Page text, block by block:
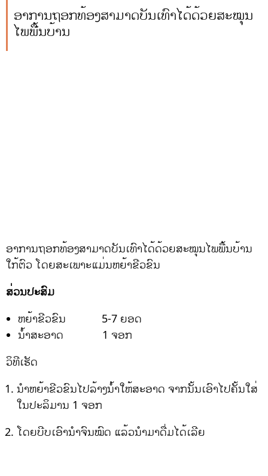
ອາການຖອກທ້ອງສາມາດບັນເທົາໄດ້ດ້ວຍສະໝຸນ
ໄພພື້ນບ້ານ
ອາການຖອກທ້ອງສາມາດບັນເທົາໄດ້ດ້ວຍສະໝຸນໄພພື້ນບ້ານ
ໃກ້ຕົວ ໂດຍສະເພາະແມ່ນຫຍ້າຂີວຂົນ
ສ່ວນປະສົມ
ຫຍ້າຂີວຂົນ 5-7 ຍອດ
ນໍ້າສະອາດ 1 ຈອກ
ວິທີເຮັດ
ນຳຫຍ້າຂີວຂົນໄປລ້າງນໍ້າໃຫ້ສະອາດ ຈາກນັ້ນເອົາໄປຄັ້ນໃສ່
ໃນປະລິມານ 1 ຈອກ
ໂດຍບີບເອົານຳຈົນໝົດ ແລ້ວນຳມາດື່ມໄດ້ເລີຍ